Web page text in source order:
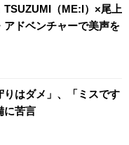
TSUZUMI（ME:I）×尾上
ドベンチャーで美声を
はダメ」、「ミスです
に苦言